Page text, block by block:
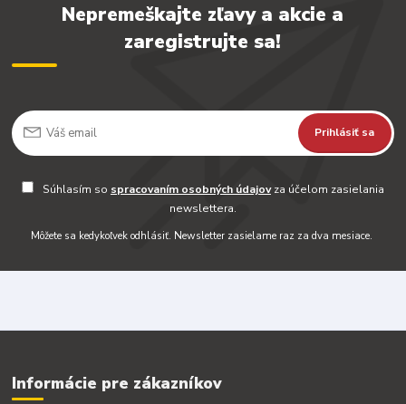
Nepremeškajte zľavy a akcie a
zaregistrujte sa!
Prihlásiť sa
Súhlasím so spracovaním osobných údajovza účelom zasielania
newslettera.
Môžete sa kedykoľvek odhlásiť. Newsletter zasielame raz za dva mesiace.
Informácie pre zákazníkov